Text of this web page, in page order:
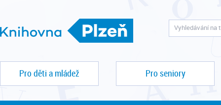
Pro děti a mládež Pro seniory